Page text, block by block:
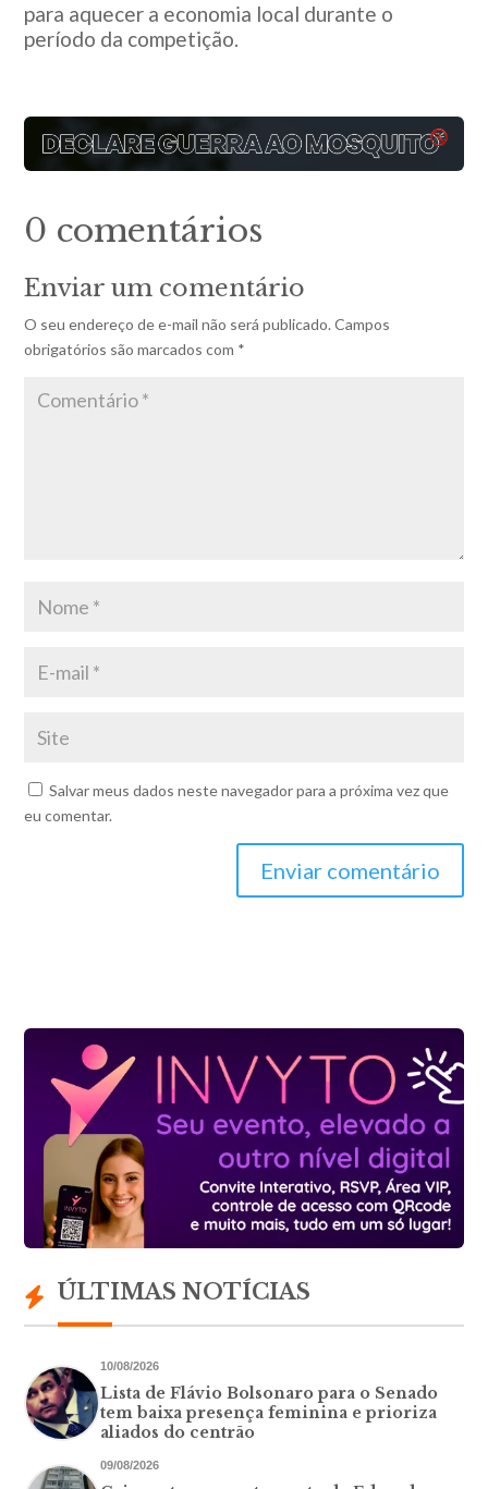
para aquecer a economia local durante o
período da competição.
0 comentários
Enviar um comentário
O seu endereço de e-mail não será publicado. Campos
obrigatórios são marcados com *
Salvar meus dados neste navegador para a próxima vez que
eu comentar.
Enviar comentário
ÚLTIMAS NOTÍCIAS
10/08/2026
Lista de Flávio Bolsonaro para o Senado
tem baixa presença feminina e prioriza
aliados do centrão
09/08/2026